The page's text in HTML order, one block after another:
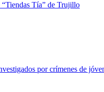
“Tiendas Tía” de Trujillo